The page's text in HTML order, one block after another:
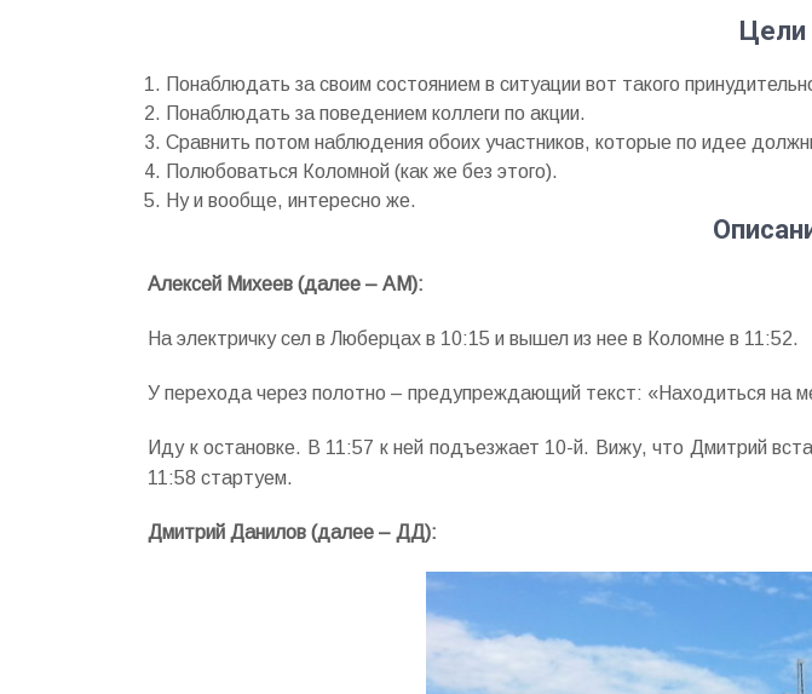
Цели
Понаблюдать за своим состоянием в ситуации вот такого
Понаблюдать за поведением коллеги по акции.
Сравнить потом наблюдения обоих участников, которые по идее
Полюбоваться Коломной (как же без этого).
Ну и вообще, интересно же.
Алексей Михеев (далее – АМ):
На электричку сел в Люберцах в 10:15 и вышел из нее в Коломне в 11:52.
У перехода через полотно – предупреждающий текст: «Находиться на
Иду к остановке. В 11:57 к ней подъезжает 10-й. Вижу, что Дмитрий
11:58 стартуем.
Дмитрий Данилов (далее – ДД):